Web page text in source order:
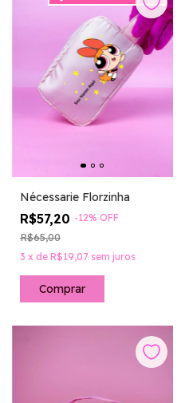
Nécessarie Florzinha
R$57,20 -12% OFF
R$65,00
3 x de R$19,07 sem juros